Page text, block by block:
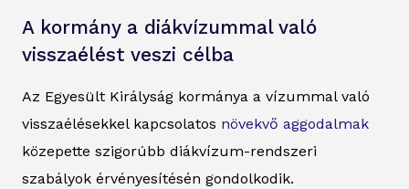
A kormány a diákvízummal való
visszaélést veszi célba
Az Egyesült Királyság kormánya a vízummal való
visszaélésekkel kapcsolatos növekvő aggodalmak
közepette szigorúbb diákvízum-rendszeri
szabályok érvényesítésén gondolkodik.